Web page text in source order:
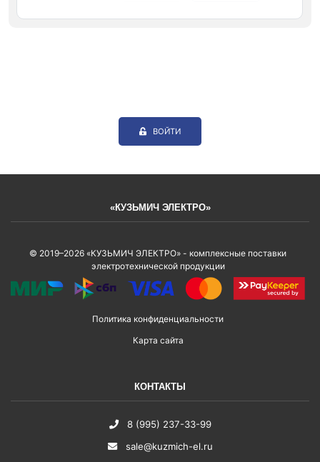
ВОЙТИ
«КУЗЬМИЧ ЭЛЕКТРО»
© 2019–2026 «КУЗЬМИЧ ЭЛЕКТРО» - комплексные поставки
электротехнической продукции
Политика конфиденциальности
Карта сайта
КОНТАКТЫ
8 (995) 237-33-99
sale@kuzmich-el.ru